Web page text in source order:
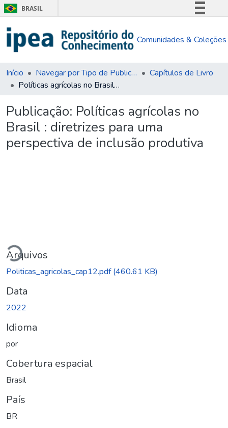
BRASIL
Comunica BR
Acesso à informação
Comunidades & Coleções
Início Navegar por Tipo de Publicação
Capítulos de Livro
Políticas agrícolas no Brasil : diretrizes para uma perspectiva de inclusão produtiva
Publicação: Políticas agrícolas no
Brasil : diretrizes para uma
perspectiva de inclusão produtiva
Arquivos
Politicas_agricolas_cap12.pdf(460.61 KB)
Data
2022
Idioma
por
Cobertura espacial
Brasil
País
BR